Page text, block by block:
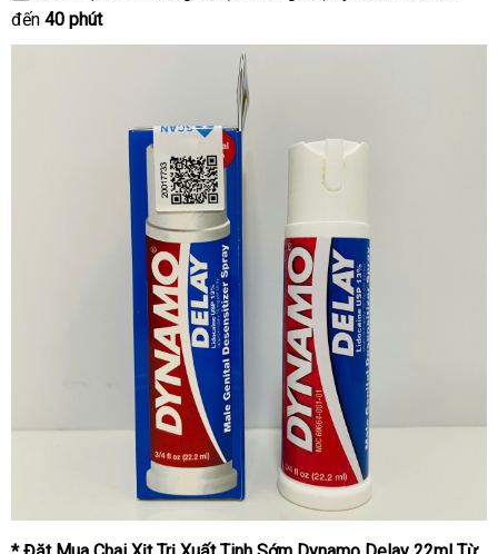
đến 40 phút